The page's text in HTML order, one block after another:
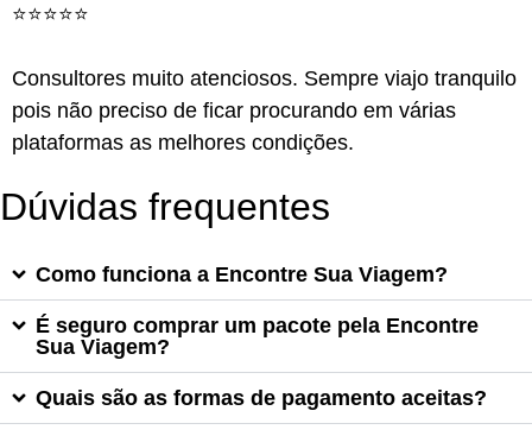
⭐️⭐️⭐️⭐️⭐️
Consultores muito atenciosos. Sempre viajo tranquilo
pois não preciso de ficar procurando em várias
plataformas as melhores condições.
Dúvidas frequentes
Como funciona a Encontre Sua Viagem?
É seguro comprar um pacote pela Encontre
Sua Viagem?
Quais são as formas de pagamento aceitas?